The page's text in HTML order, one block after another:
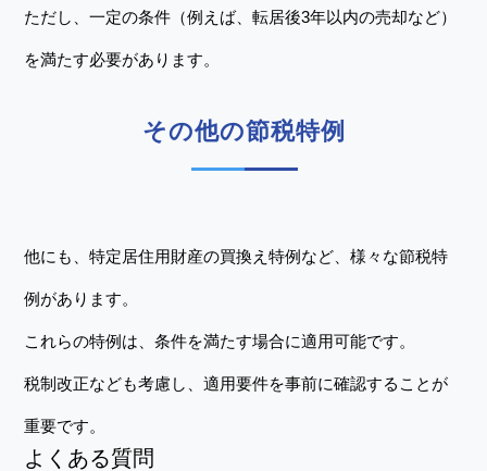
ただし、一定の条件（例えば、転居後3年以内の売却など）
を満たす必要があります。
その他の節税特例
他にも、特定居住用財産の買換え特例など、様々な節税特
例があります。
これらの特例は、条件を満たす場合に適用可能です。
税制改正なども考慮し、適用要件を事前に確認することが
重要です。
よくある質問